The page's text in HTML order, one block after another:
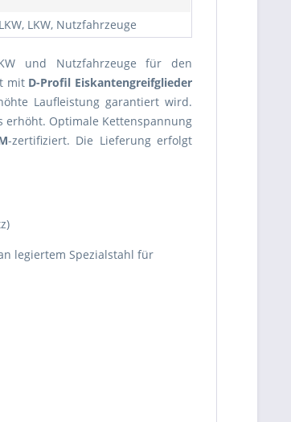
LKW, Nutzfahrzeuge
und Nutzfahrzeuge für den
mit D-Profil Eiskantengreifglieder
Laufleistung garantiert wird.
erhöht. Optimale Kettenspannung
-zertifiziert. Die Lieferung erfolgt
legiertem Spezialstahl für